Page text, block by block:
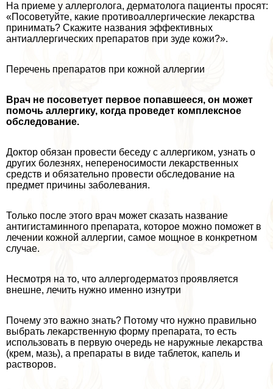
На приеме у аллерголога, дерматолога пациенты просят:
«Посоветуйте, какие противоаллергические лекарства
принимать? Скажите названия эффективных
антиаллергических препаратов при зуде кожи?».
Перечень препаратов при кожной аллергии
Врач не посоветует первое попавшееся, он может
помочь аллергику, когда проведет комплексное
обследование.
Доктор обязан провести беседу с аллергиком, узнать о
других болезнях, непереносимости лекарственных
средств и обязательно провести обследование на
предмет причины заболевания.
Только после этого врач может сказать название
антигистаминного препарата, которое можно поможет в
лечении кожной аллергии, самое мощное в конкретном
случае.
Несмотря на то, что аллергодерматоз проявляется
внешне, лечить нужно именно изнутри
Почему это важно знать? Потому что нужно правильно
выбрать лекарственную форму препарата, то есть
использовать в первую очередь не наружные лекарства
(крем, мазь), а препараты в виде таблеток, капель и
растворов.